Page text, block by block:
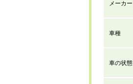
メーカー
車種
車の状態